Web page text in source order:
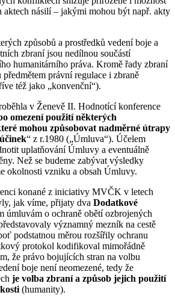
násilí – jakými mohou být např. akty
způsobů a prostředků vedení boje a
zbraní jsou nedílnou součástí
humanitárního práva. Kromě řady zbraní
právní regulace i zbraně
též jako „konvenční“).
v Ženevě II. Hodnotící konference
omezení použití některých
mohou způsobovat nadměrné útrapy
“ z r.1980 („Úmluva“). Účelem
uplatňování Úmluvy a eventuálně
Než se budeme zabývat výsledky
okolnosti vzniku a obsah Úmluvy.
konané z iniciativy MVČK v letech
jak víme, přijaty dva Dodatkové
úmluvám o ochraně obětí ozbrojených
významný mezník na cestě
podstatnou měrou rozšířily ochranu
protokol kodifikoval mimořádně
že právo bojujících stran na volbu
boje není neomezené, tedy že
je volba zbraní a způsob jejich použití
(humanity).